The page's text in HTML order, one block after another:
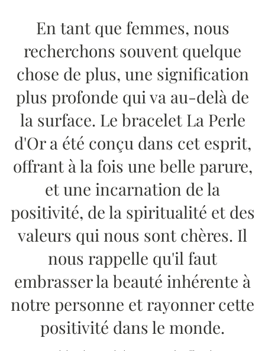
En tant que femmes, nous
recherchons souvent quelque
chose de plus, une signification
plus profonde qui va au-delà de
la surface. Le bracelet La Perle
d'Or a été conçu dans cet esprit,
offrant à la fois une belle parure,
et une incarnation de la
positivité, de la spiritualité et des
valeurs qui nous sont chères. Il
nous rappelle qu'il faut
embrasser la beauté inhérente à
notre personne et rayonner cette
positivité dans le monde.